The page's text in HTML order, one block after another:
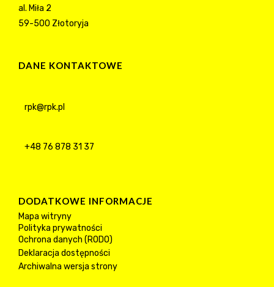
al. Miła 2
59-500 Złotoryja
DANE KONTAKTOWE
rpk@rpk.pl
+48 76 878 31 37
DODATKOWE INFORMACJE
Mapa witryny
Polityka prywatności
Ochrona danych (RODO)
Deklaracja dostępności
Archiwalna wersja strony